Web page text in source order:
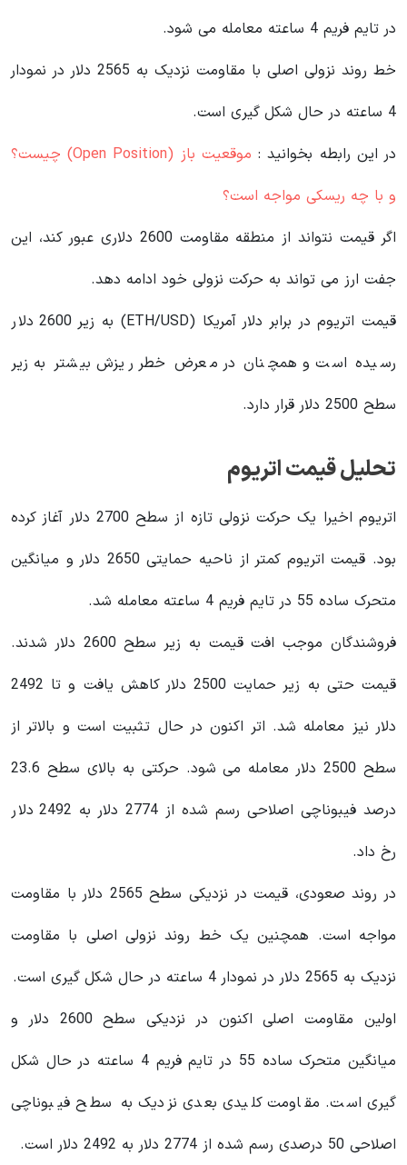
در تایم فریم 4 ساعته معامله می شود.
خط روند نزولی اصلی با مقاومت نزدیک به 2565 دلار در نمودار
4 ساعته در حال شکل گیری است.
در این رابطه بخوانید‌ :
موقعیت باز (Open Position) چیست؟
و با چه ریسکی مواجه است؟
اگر قیمت نتواند از منطقه مقاومت 2600 دلاری عبور کند، این
جفت ارز می تواند به حرکت نزولی خود ادامه دهد.
قیمت اتریوم در برابر دلار آمریکا (ETH/USD) به زیر 2600 دلار
رسیده است و همچنان در معرض خطر ریزش بیشتر به زیر
سطح 2500 دلار قرار دارد.
تحلیل قیمت اتریوم
اتریوم اخیرا یک حرکت نزولی تازه از سطح 2700 دلار آغاز کرده
بود. قیمت اتریوم کمتر از ناحیه حمایتی 2650 دلار و میانگین
متحرک ساده 55 در تایم فریم 4 ساعته معامله شد.
فروشندگان موجب افت قیمت به زیر سطح 2600 دلار شدند.
قیمت حتی به زیر حمایت 2500 دلار کاهش یافت و تا 2492
دلار نیز معامله شد. اتر اکنون در حال تثبیت است و بالاتر از
سطح 2500 دلار معامله می شود. حرکتی به بالای سطح 23.6
درصد فیبوناچی اصلاحی رسم شده از 2774 دلار به 2492 دلار
رخ داد.
در روند صعودی، قیمت در نزدیکی سطح 2565 دلار با مقاومت
مواجه است. همچنین یک خط روند نزولی اصلی با مقاومت
نزدیک به 2565 دلار در نمودار 4 ساعته در حال شکل گیری است.
اولین مقاومت اصلی اکنون در نزدیکی سطح 2600 دلار و
میانگین متحرک ساده 55 در تایم فریم 4 ساعته در حال شکل
گیری است. مقاومت کلیدی بعدی نزدیک به سطح فیبوناچی
اصلاحی 50 درصدی رسم شده از 2774 دلار به 2492 دلار است.